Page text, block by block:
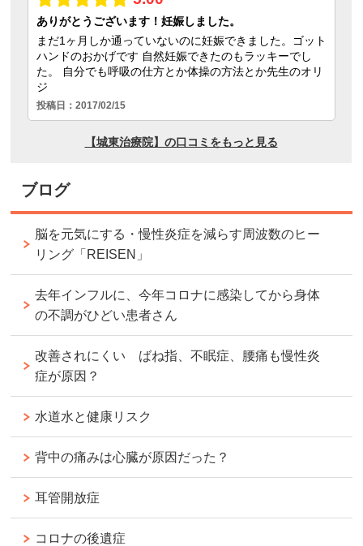
ブログ
脳を元気にする・慢性炎症を減らす周波数のヒー
リング「REISEN」
去年インフルに、今年コロナに感染してから身体
の不調がひどい患者さん
改善されにくい ばね指、不眠症、腰痛も慢性炎
症が原因？
水道水と健康リスク
背中の痛みは心臓が原因だった？
耳管開放症
コロナの後遺症